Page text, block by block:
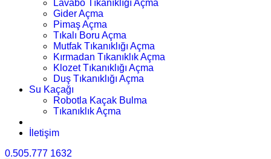
Lavabo Tıkanıklığı Açma
Gider Açma
Pimaş Açma
Tıkalı Boru Açma
Mutfak Tıkanıklığı Açma
Kırmadan Tıkanıklık Açma
Klozet Tıkanıklığı Açma
Duş Tıkanıklığı Açma
Su Kaçağı
Robotla Kaçak Bulma
Tıkanıklık Açma
İletişim
0.505.777 1632